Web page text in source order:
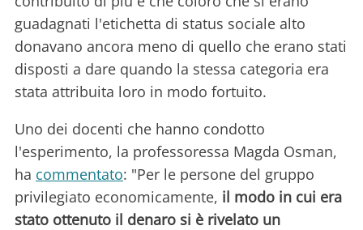
guadagnati l'etichetta di status sociale alto
donavano ancora meno di quello che erano stati
disposti a dare quando la stessa categoria era
stata attribuita loro in modo fortuito.
Uno dei docenti che hanno condotto
l'esperimento, la professoressa Magda Osman,
ha commentato: "Per le persone del gruppo
privilegiato economicamente, il modo in cui era
stato ottenuto il denaro si è rivelato un